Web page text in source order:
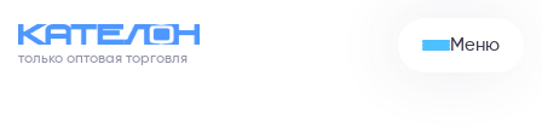
content
только оптовая торговля
Моющие и чистящие средства Меню